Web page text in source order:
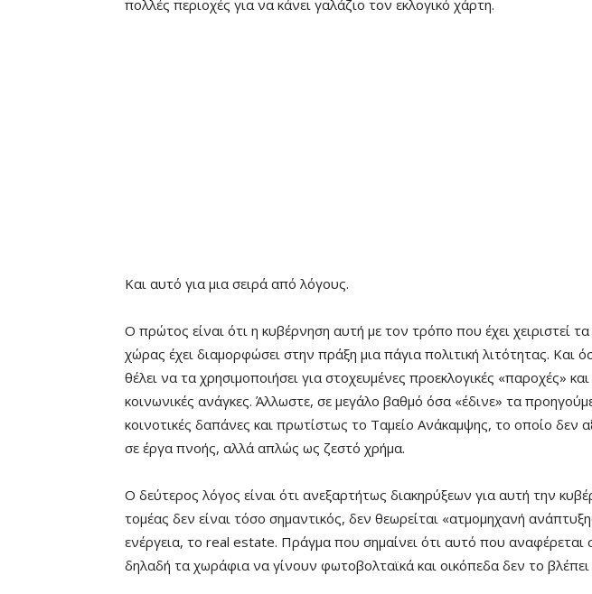
πολλές περιοχές για να κάνει γαλάζιο τον εκλογικό χάρτη.
Και αυτό για μια σειρά από λόγους.
Ο πρώτος είναι ότι η κυβέρνηση αυτή με τον τρόπο που έχει χειριστεί
χώρας έχει διαμορφώσει στην πράξη μια πάγια πολιτική λιτότητας. Και
θέλει να τα χρησιμοποιήσει για στοχευμένες προεκλογικές «παροχές»
κοινωνικές ανάγκες. Άλλωστε, σε μεγάλο βαθμό όσα «έδινε» τα
κοινοτικές δαπάνες και πρωτίστως το Ταμείο Ανάκαμψης, το οποίο δεν
σε έργα πνοής, αλλά απλώς ως ζεστό χρήμα.
Ο δεύτερος λόγος είναι ότι ανεξαρτήτως διακηρύξεων για αυτή την
τομέας δεν είναι τόσο σημαντικός, δεν θεωρείται «ατμομηχανή
ενέργεια, το real estate. Πράγμα που σημαίνει ότι αυτό που αναφέρεται
δηλαδή τα χωράφια να γίνουν φωτοβολταϊκά και οικόπεδα δεν το